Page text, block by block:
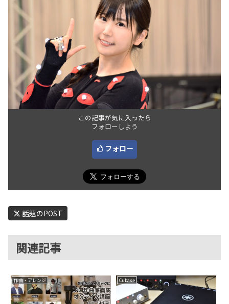
この記事が気に入ったら
フォローしよう
フォロー
話題のPOST
関連記事
作曲・アレンジ Cubase